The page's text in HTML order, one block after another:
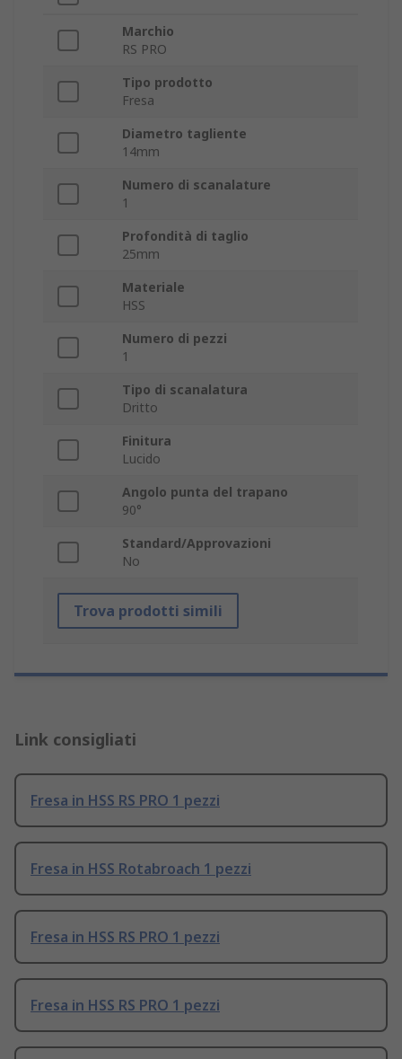
Marchio
RS PRO
Tipo prodotto
Fresa
Diametro tagliente
14mm
Numero di scanalature
1
Profondità di taglio
25mm
Materiale
HSS
Numero di pezzi
1
Tipo di scanalatura
Dritto
Finitura
Lucido
Angolo punta del trapano
90°
Standard/Approvazioni
No
Trova prodotti simili
Link consigliati
Fresa in HSS RS PRO 1 pezzi
Fresa in HSS Rotabroach 1 pezzi
Fresa in HSS RS PRO 1 pezzi
Fresa in HSS RS PRO 1 pezzi